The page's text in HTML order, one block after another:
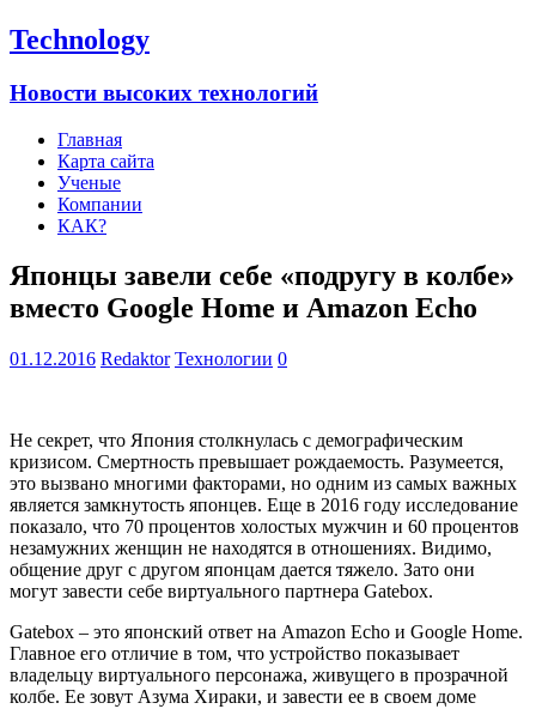
Technology
Новости высоких технологий
Главная
Карта сайта
Ученые
Компании
КАК?
Японцы завели себе «подругу в колбе»
вместо Google Home и Amazon Echo
01.12.2016 Redaktor Технологии 0
Не секрет, что Япония столкнулась с демографическим
кризисом. Смертность превышает рождаемость. Разумеется,
это вызвано многими факторами, но одним из самых важных
является замкнутость японцев. Еще в 2016 году исследование
показало, что 70 процентов холостых мужчин и 60 процентов
незамужних женщин не находятся в отношениях. Видимо,
общение друг с другом японцам дается тяжело. Зато они
могут завести себе виртуального партнера Gatebox.
Gatebox – это японский ответ на Amazon Echo и Google Home.
Главное его отличие в том, что устройство показывает
владельцу виртуального персонажа, живущего в прозрачной
колбе. Ее зовут Азума Хираки, и завести ее в своем доме